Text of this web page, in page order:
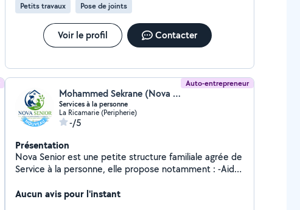
Petits travaux Pose de joints
Voir le profil Contacter
Auto-entrepreneur
Mohammed Sekrane (Nova senior)
Services à la personne
La Ricamarie (Peripherie)
-/5
Présentation
Nova Senior est une petite structure familiale agrée de
Service à la personne, elle propose notamment : -Aide
travaux de bricolage & de jardinage Nos interventions
Aucun avis pour l'instant